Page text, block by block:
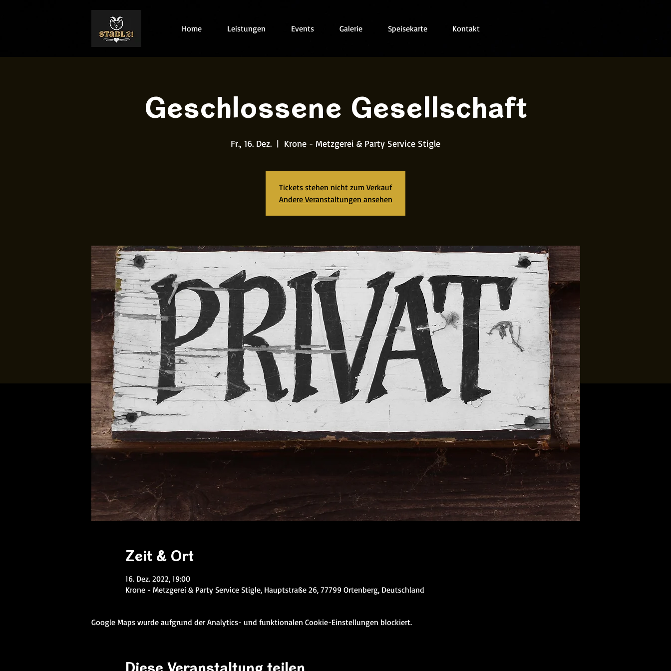
Home Leistungen Events Galerie Speisekarte Kontakt
Geschlossene Gesellschaft
Fr., 16. Dez.
  |
Krone - Metzgerei & Party Service Stigle
Tickets stehen nicht zum Verkauf
Andere Veranstaltungen ansehen
Zeit & Ort
16. Dez. 2022, 19:00
Krone - Metzgerei & Party Service Stigle, Hauptstraße 26, 77799 Ortenberg, Deutschland
Google Maps wurde aufgrund der Analytics- und funktionalen Cookie-Einstellungen blockiert.